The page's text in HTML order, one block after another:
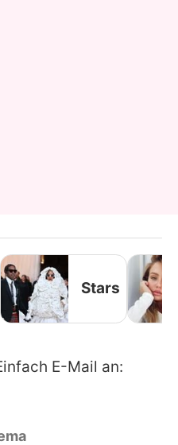
Stars
E-Mail an: